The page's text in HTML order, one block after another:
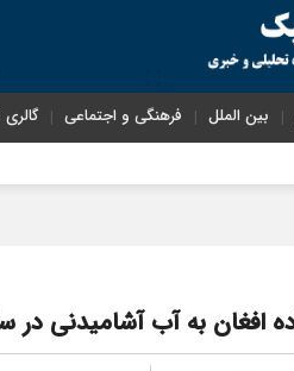
بین الملل فرهنگی و اجتماعی گالری